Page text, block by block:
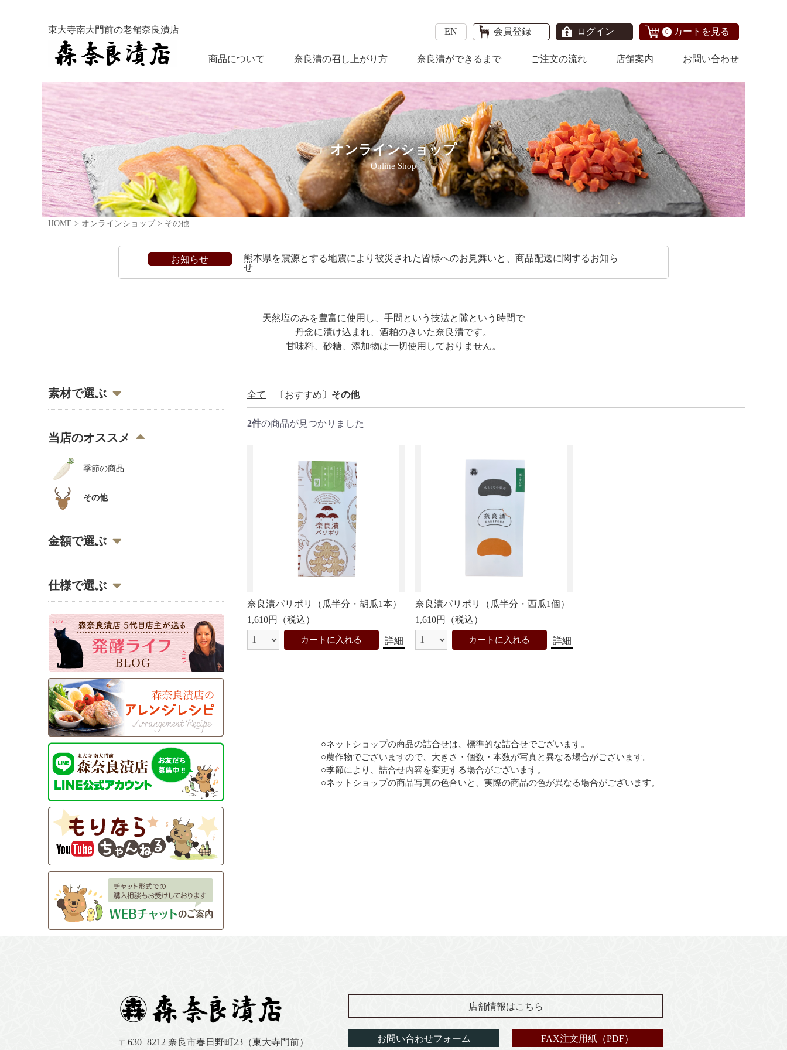
東大寺南大門前の老舗奈良漬店 EN 会員登録 ログイン 0 カートを見る
商品について 奈良漬の召し上がり方 奈良漬ができるまで ご注文の流れ 店舗案内 お問い合わせ
オンラインショップ
Online Shop
HOME > オンラインショップ > その他
お知らせ
熊本県を震源とする地震により被災された皆様へのお見舞いと、商品配送に関するお知ら
せ
天然塩のみを豊富に使用し、手間という技法と隙という時間で
丹念に漬け込まれ、酒粕のきいた奈良漬です。
甘味料、砂糖、添加物は一切使用しておりません。
素材で選ぶ
大和三尺きゅうり
なす
すもも、人参、セロリ
オリジナル商品
当店のオススメ
季節の商品
その他
金額で選ぶ
1,000円〜3,000円
3,000円〜5,000円
5,000円〜10,000円
10,000円〜
仕様で選ぶ
特上樽
すし桶として重宝します
樽詰
ご体裁のよい丸型・
小判型の樽入です
箱詰 木箱に入っております
袋詰 化粧袋に入っております
セット
送料込み・
消費税込みのお詰め合わせです
その他 お茶碗・つぼ入など
全て | 〔おすすめ〕 その他
2件の商品が見つかりました
奈良漬パリポリ（瓜半分・胡瓜1本）
1,610円（税込）
カートに入れる 詳細
奈良漬パリポリ（瓜半分・西瓜1個）
1,610円（税込）
カートに入れる 詳細
お買い物を続ける カートへ進む
○ネットショップの商品の詰合せは、標準的な詰合せでございます。
○農作物でございますので、大きさ・個数・本数が写真と異なる場合がございます。
○季節により、詰合せ内容を変更する場合がございます。
○ネットショップの商品写真の色合いと、実際の商品の色が異なる場合がございます。
〒630−8212 奈良市春日野町23（東大寺門前）
店舗情報はこちら
お問い合わせフォーム FAX注文用紙（PDF）